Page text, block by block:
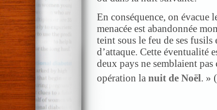
En conséquence, on évacue
menacée est abandonnée
teint sous le feu de ses fusils
d’attaque. Cette éventualité
deux pays ne semblaient
opération la nuit de Noël . »